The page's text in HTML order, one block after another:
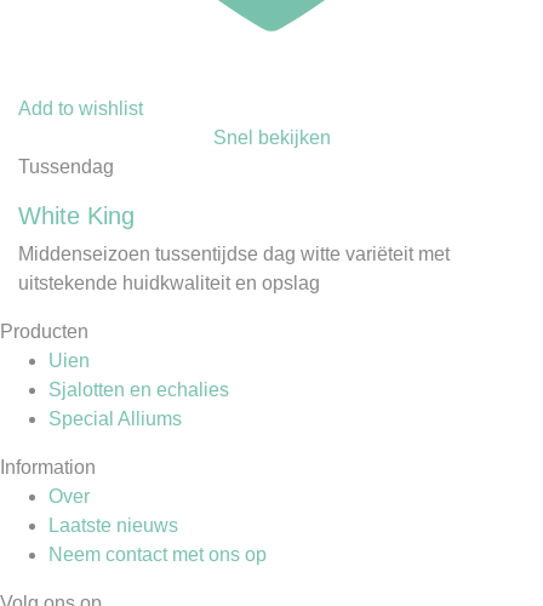
Add to wishlist
Snel bekijken
Tussendag
White King
Middenseizoen tussentijdse dag witte variëteit met
uitstekende huidkwaliteit en opslag
Producten
Uien
Sjalotten en echalies
Special Alliums
Information
Over
Laatste nieuws
Neem contact met ons op